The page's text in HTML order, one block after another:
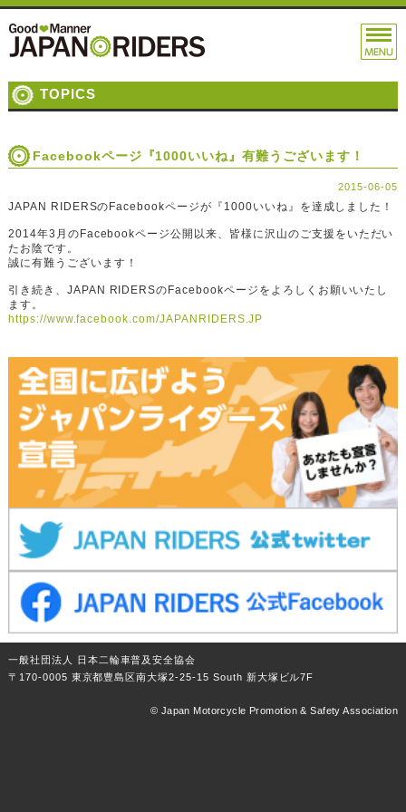
TOPICS
Facebookページ『1000いいね』有難うございます！
2015-06-05
JAPAN RIDERSのFacebookページが『1000いいね』を達成しました！
2014年3月のFacebookページ公開以来、皆様に沢山のご支援をいただい
たお陰です。
誠に有難うございます！
引き続き、JAPAN RIDERSのFacebookページをよろしくお願いいたし
ます。
https://www.facebook.com/JAPANRIDERS.JP
一般社団法人 日本二輪車普及安全協会
〒170-0005 東京都豊島区南大塚2-25-15 South 新大塚ビル7F
© Japan Motorcycle Promotion & Safety Association